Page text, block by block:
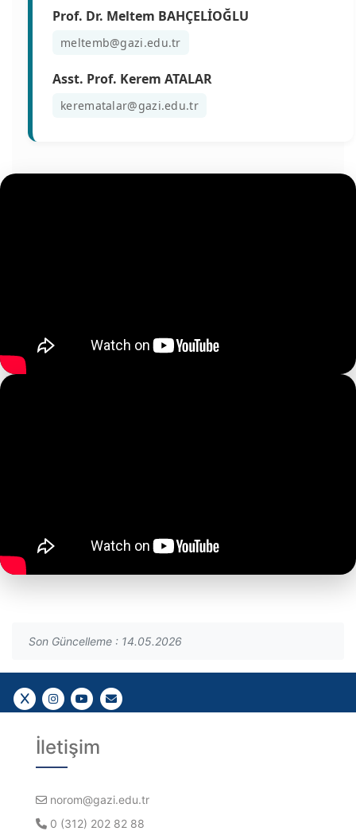
Prof. Dr. Meltem BAHÇELİOĞLU
meltemb@gazi.edu.tr
Asst. Prof. Kerem ATALAR
kerematalar@gazi.edu.tr
Son Güncelleme : 14.05.2026
Bizi takip edin
Bizi takip edin
YouTubeGazi E-Mail
İletişim
norom@gazi.edu.tr
0 (312) 202 82 88